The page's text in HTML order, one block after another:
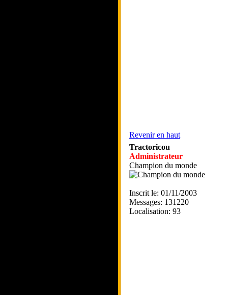
Revenir en haut
Tractoricou
Administrateur
Champion du monde
Inscrit le: 01/11/2003
Messages: 131220
Localisation: 93